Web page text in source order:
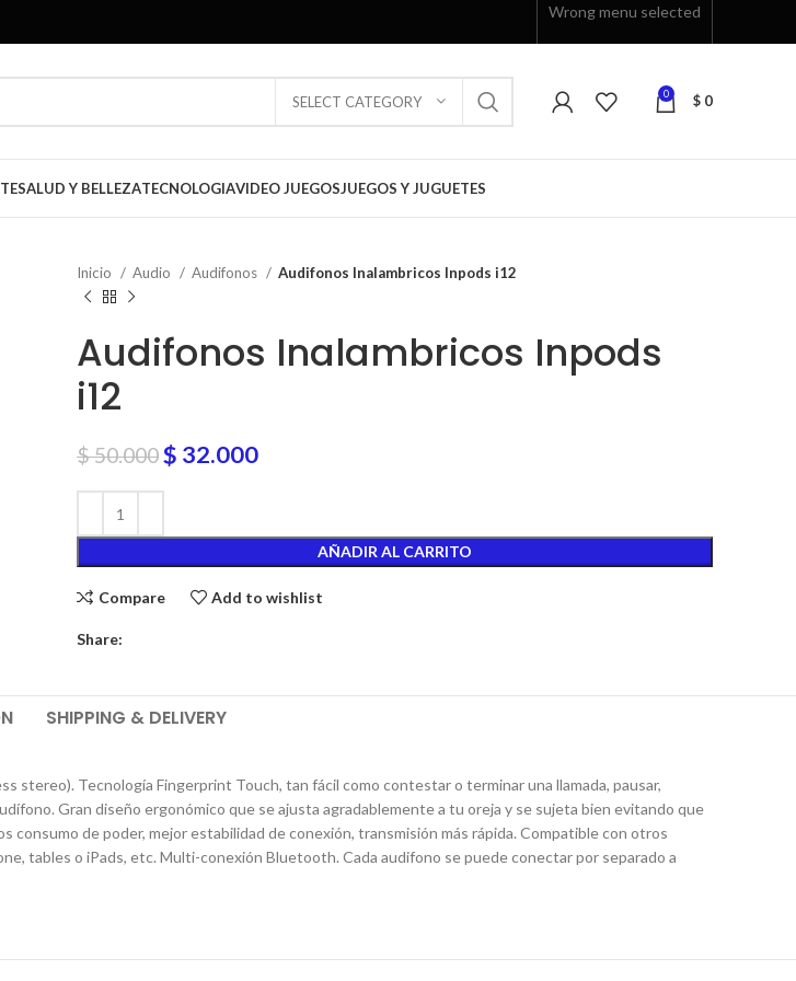
Wrong menu selected
SELECT CATEGORY 0 $ 0
SALUD Y BELLEZATECNOLOGIAVIDEO JUEGOSJUEGOS Y JUGUETES
Inicio Audio Audifonos Audifonos Inalambricos Inpods i12
Audifonos Inalambricos Inpods
i12
$50.000$ 32.000
AÑADIR AL CARRITO
Compare Add to wishlist
Share:
SHIPPING & DELIVERY
stereo). Tecnología Fingerprint Touch, tan fácil como contestar o terminar una llamada, pausar,
Gran diseño ergonómico que se ajusta agradablemente a tu oreja y se sujeta bien evitando que
de poder, mejor estabilidad de conexión, transmisión más rápida. Compatible con otros
tables o iPads, etc. Multi-conexión Bluetooth. Cada audifono se puede conectar por separado a